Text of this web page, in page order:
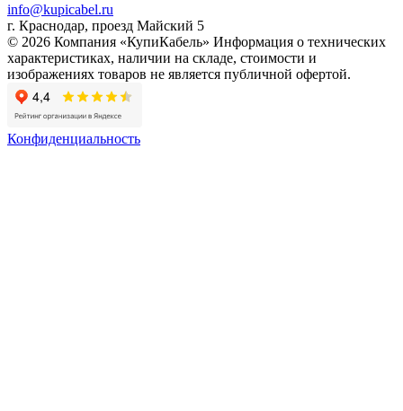
info@kupicabel.ru
г. Краснодар, проезд Майский 5
© 2026 Компания «КупиКабель» Информация о технических
характеристиках, наличии на складе, стоимости и
изображениях товаров не является публичной офертой.
Конфиденциальность